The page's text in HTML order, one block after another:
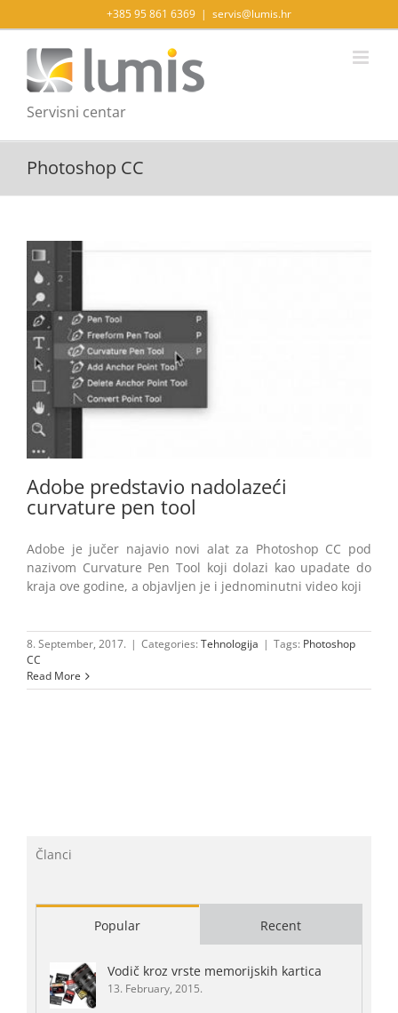
to
content
+385 95 861 6369 | servis@lumis.hr
Servisni centar
Photoshop CC
Adobe predstavio nadolazeći
curvature pen tool
Adobe je jučer najavio novi alat za Photoshop CC pod
nazivom Curvature Pen Tool koji dolazi kao upadate do
kraja ove godine, a objavljen je i jednominutni video koji
8. September, 2017. | Categories: Tehnologija | Tags: Photoshop
CC
Read More
Članci
Popular Recent
Vodič kroz vrste memorijskih kartica
13. February, 2015.